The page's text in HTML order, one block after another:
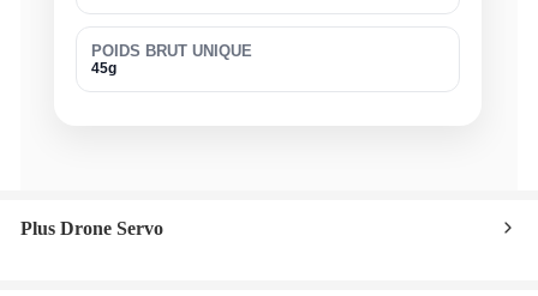
POIDS BRUT UNIQUE
45g
Plus Drone Servo